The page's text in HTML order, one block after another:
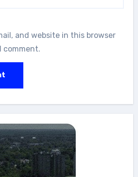
and website in this browser
comment.